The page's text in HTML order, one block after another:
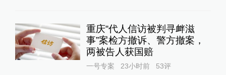
重庆“代人信访被判寻衅滋
事”案检方撤诉、警方撤案，
两被告人获国赔
一号专案 23小时前 53评